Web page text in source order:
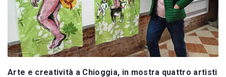
Arte e creatività a Chioggia, in mostra quattro artisti